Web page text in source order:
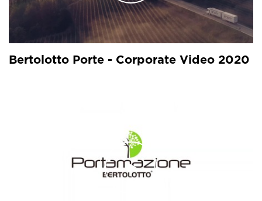
Bertolotto Porte - Corporate Video 2020